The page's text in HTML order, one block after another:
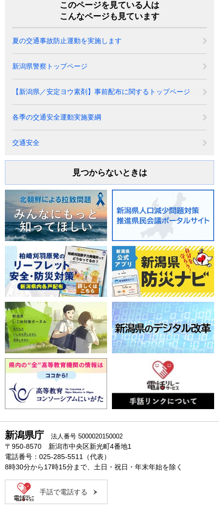
このページを見ている人は
こんなページも見ています
夏の交通事故防止運動を実施します
新潟県警察トップページ
【新潟県／安定ヨウ素剤】事前配布に関するトップページ
各季の交通安全運動実施要綱
交通安全
見つからないときは
新潟県庁 法人番号 5000020150002
〒950-8570 新潟市中央区新光町4番地1
電話番号：025-285-5511（代表）
8時30分から17時15分まで、土日・祝日・年末年始を除く
手話で電話する